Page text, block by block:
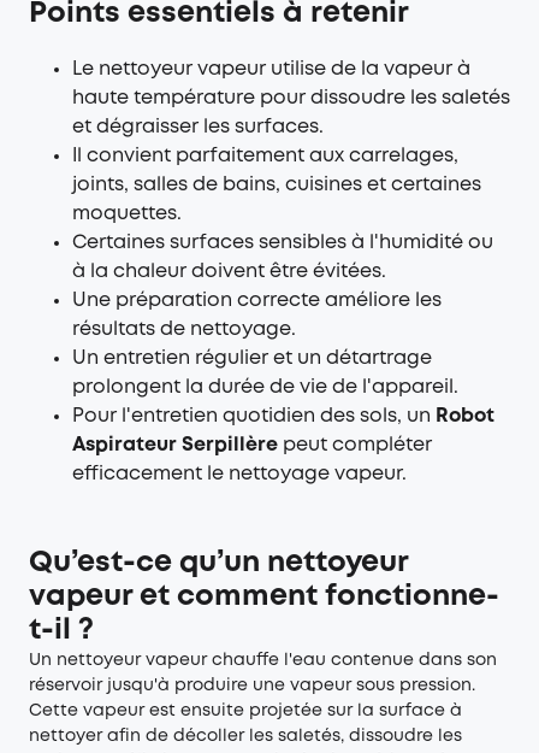
Points essentiels à retenir
Le nettoyeur vapeur utilise de la vapeur à
haute température pour dissoudre les saletés
et dégraisser les surfaces.
Il convient parfaitement aux carrelages,
joints, salles de bains, cuisines et certaines
moquettes.
Certaines surfaces sensibles à l'humidité ou
à la chaleur doivent être évitées.
Une préparation correcte améliore les
résultats de nettoyage.
Un entretien régulier et un détartrage
prolongent la durée de vie de l'appareil.
Pour l'entretien quotidien des sols, un Robot
Aspirateur Serpillère peut compléter
efficacement le nettoyage vapeur.
Qu’est-ce qu’un nettoyeur
vapeur et comment fonctionne-
t-il ?
Un nettoyeur vapeur chauffe l'eau contenue dans son
réservoir jusqu'à produire une vapeur sous pression.
Cette vapeur est ensuite projetée sur la surface à
nettoyer afin de décoller les saletés, dissoudre les